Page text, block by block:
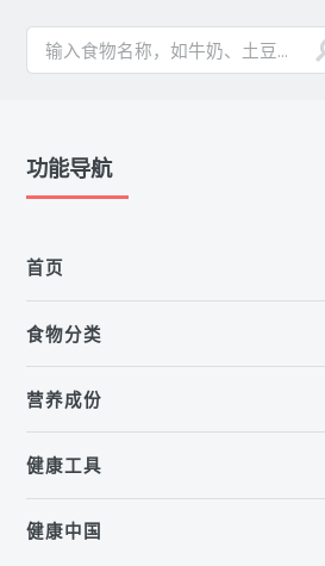
功能导航
首页
食物分类
营养成份
健康工具
健康中国